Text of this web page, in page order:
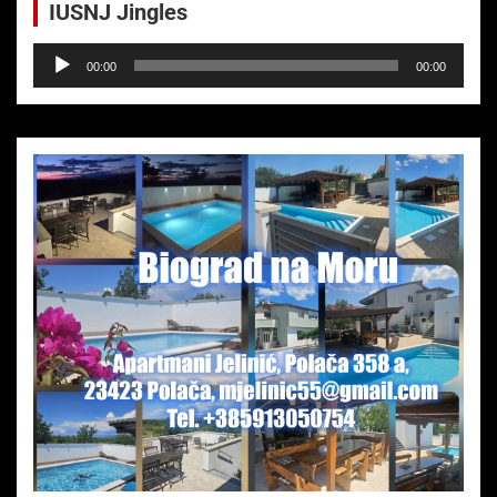
IUSNJ Jingles
Audio-
Player
00:00 00:00